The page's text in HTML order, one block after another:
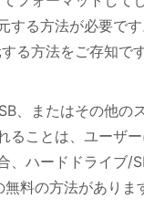
する方法が必要で
る方法をご存知で
、またはその他の
ることは、ユーザ
、ハードドライブ/
料の方法がありま